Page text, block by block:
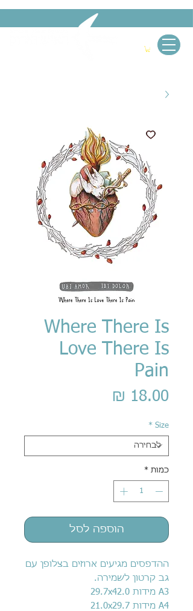
Where There Is
Love There Is
Pain
Size
*
כמות *
הוספה לסל
ההדפסים מגיעים ארוזים בצלופן עם
גב קרטון לשמירה.
A3 מידות 29.7x42.0
A4 מידות 21.0x29.7